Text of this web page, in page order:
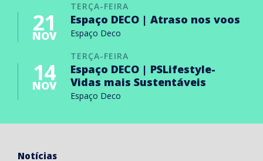
TERÇA-FEIRA
21
NOV
Espaço DECO | Atraso nos voos
Espaço Deco
TERÇA-FEIRA
14
NOV
Espaço DECO | PSLifestyle-
Vidas mais Sustentáveis
Espaço Deco
Notícias